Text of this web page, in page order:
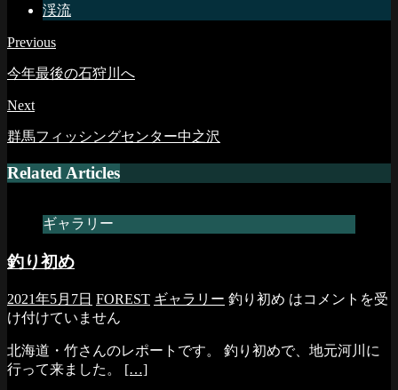
渓流
Previous
今年最後の石狩川へ
Next
群馬フィッシングセンター中之沢
Related Articles
ギャラリー
釣り初め
2021年5月7日 FOREST ギャラリー 釣り初め はコメントを受
け付けていません
北海道・竹さんのレポートです。 釣り初めで、地元河川に
行って来ました。 […]